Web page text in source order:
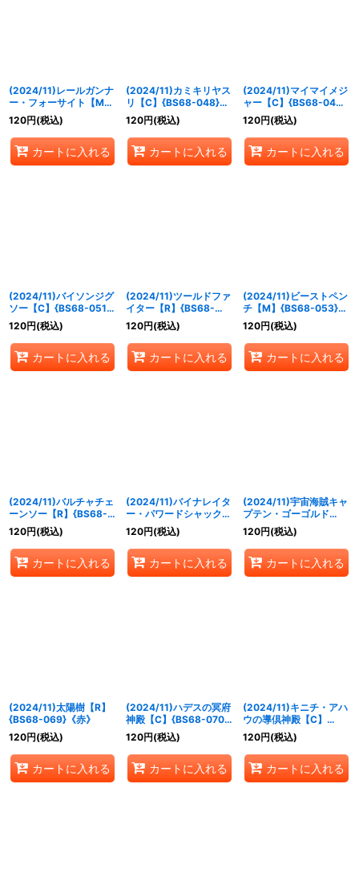
(2024/11)レールガンナ
ー・フォーサイト【M】
{BS68-041}《白》
120円(税込)
カートに入れる
(2024/11)カミキリヤス
リ【C】{BS68-048}
《黄》
120円(税込)
カートに入れる
(2024/11)マイマイメジ
ャー【C】{BS68-049}
《黄》
120円(税込)
カートに入れる
(2024/11)バイソンジグ
ソー【C】{BS68-051}
《黄》
120円(税込)
カートに入れる
(2024/11)ツールドファ
イター【R】{BS68-
052}《黄》
120円(税込)
カートに入れる
(2024/11)ビーストペン
チ【M】{BS68-053}
《黄》
120円(税込)
カートに入れる
(2024/11)バルチャチェ
ーンソー【R】{BS68-
057}《黄》
120円(税込)
カートに入れる
(2024/11)バイナレイタ
ー・パワードシャック
【M】{BS68-065}
《青》
120円(税込)
カートに入れる
(2024/11)宇宙海賊キャ
プテン・ゴーゴルド
【M】{BS68-068}
《青》
120円(税込)
カートに入れる
(2024/11)太陽樹【R】
{BS68-069}《赤》
120円(税込)
カートに入れる
(2024/11)ハデスの冥府
神殿【C】{BS68-070}
《紫》
120円(税込)
カートに入れる
(2024/11)キニチ・アハ
ウの導倶神殿【C】
{BS68-073}《黄》
120円(税込)
カートに入れる